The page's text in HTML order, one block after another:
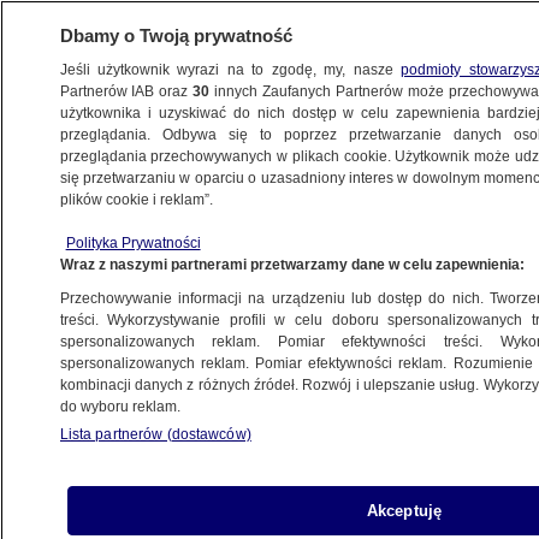
KONKRET24
ŚWIAT
2.01.2025, 14:19
Udostępnij
Dbamy o Twoją prywatność
Jeśli użytkownik wyrazi na to zgodę, my, naszepodmioty
Partnerów IAB oraz30 innych Zaufanych Partnerów może
użytkownika i uzyskiwać do nich dostęp w celu zapewnienia
przeglądania. Odbywa się to poprzez przetwarzanie danych
przeglądania przechowywanych w plikach cookie. Użytkownik może
się przetwarzaniu w oparciu o uzasadniony interes w dowolnym
plików cookie i reklam”.
Polityka Prywatności
Wraz z naszymi partnerami przetwarzamy dane w celu zapewnienia:
Przechowywanie informacji na urządzeniu lub dostęp do nich.
treści. Wykorzystywanie profili w celu doboru spersonalizowanych
spersonalizowanych reklam. Pomiar efektywności treści.
spersonalizowanych reklam. Pomiar efektywności reklam.
kombinacji danych z różnych źródeł. Rozwój i ulepszanie usług.
do wyboru reklam.
Lista partnerów (dostawców)
Akceptuję